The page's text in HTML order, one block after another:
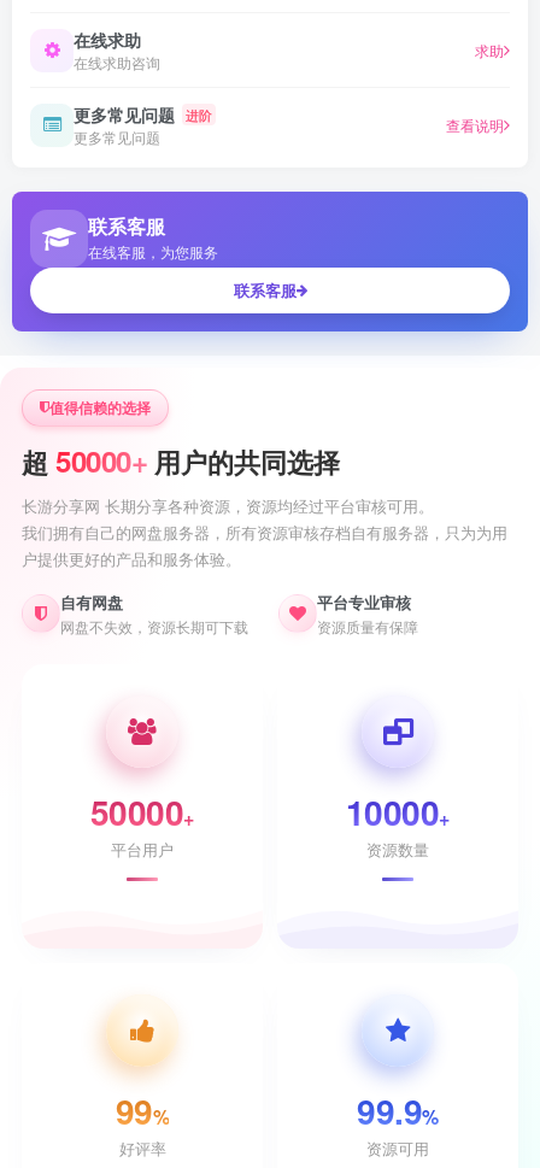
在线求助
在线求助咨询
求助
更多常见问题 进阶
更多常见问题
查看说明
联系客服
在线客服，为您服务
联系客服
值得信赖的选择
超 50000+ 用户的共同选择
长游分享网 长期分享各种资源，资源均经过平台审核可用。
我们拥有自己的网盘服务器，所有资源审核存档自有服务器，只为为用
户提供更好的产品和服务体验。
自有网盘
网盘不失效，资源长期可下载
平台专业审核
资源质量有保障
50000+
平台用户
10000+
资源数量
99%
好评率
99.9%
资源可用